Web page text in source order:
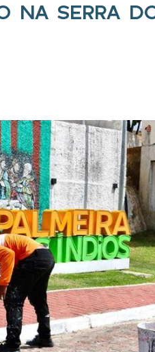
NA SERRA